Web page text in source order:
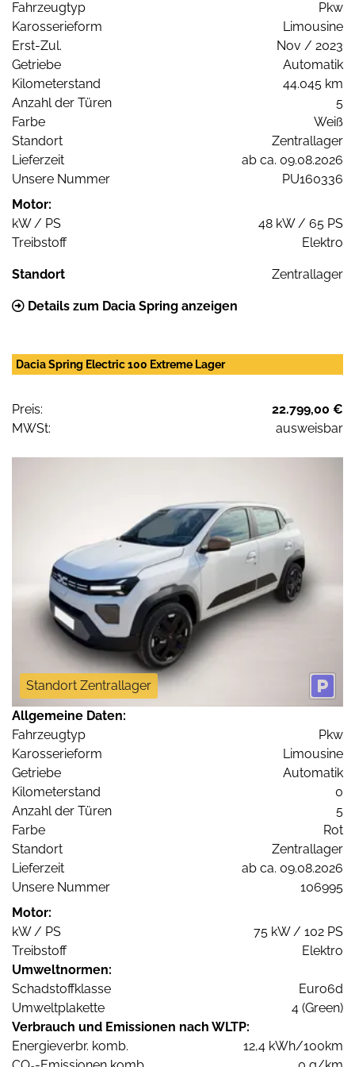
Fahrzeugtyp
Pkw
Karosserieform
Limousine
Erst-Zul.
Nov / 2023
Getriebe
Automatik
Kilometerstand
44.045 km
Anzahl der Türen
5
Farbe
Weiß
Standort
Zentrallager
Lieferzeit
ab ca. 09.08.2026
Unsere Nummer
PU160336
Motor:
kW / PS
48 kW / 65 PS
Treibstoff
Elektro
Standort Zentrallager
Details zum Dacia Spring anzeigen
Dacia Spring Electric 100 Extreme Lager
Preis:
22.799,00 €
MWSt:
ausweisbar
Standort Zentrallager
Allgemeine Daten:
Fahrzeugtyp
Pkw
Karosserieform
Limousine
Getriebe
Automatik
Kilometerstand
0
Anzahl der Türen
5
Farbe
Rot
Standort
Zentrallager
Lieferzeit
ab ca. 09.08.2026
Unsere Nummer
106995
Motor:
kW / PS
75 kW / 102 PS
Treibstoff
Elektro
Umweltnormen:
Schadstoffklasse
Euro6d
Umweltplakette
4 (Green)
Verbrauch und Emissionen nach WLTP:
Energieverbr. komb.
12,4 kWh/100km